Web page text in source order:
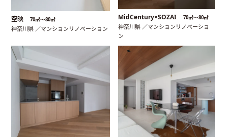
空映 70㎡〜80㎡
神奈川県 ／マンションリノベーション
MidCentury×SOZAI 70㎡〜80㎡
神奈川県 ／マンションリノベーショ
ン